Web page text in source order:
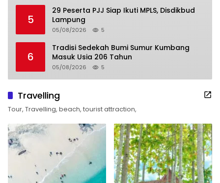
5
29 Peserta PJJ Siap Ikuti MPLS, Disdikbud
Lampung
05/08/2026 5
6
Tradisi Sedekah Bumi Sumur Kumbang
Masuk Usia 206 Tahun
05/08/2026 5
Travelling
Tour, Travelling, beach, tourist attraction,